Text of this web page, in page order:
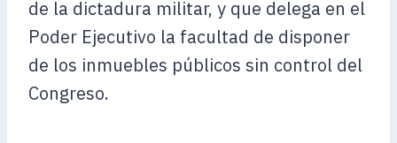
de la dictadura militar, y que delega en el
Poder Ejecutivo la facultad de disponer
de los inmuebles públicos sin control del
Congreso.